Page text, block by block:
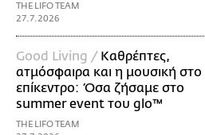
THE LIFO TEAM
27.7.2026
Good Living / Καθρέπτες,
ατμόσφαιρα και η μουσική στο
επίκεντρο: Όσα ζήσαμε στο
summer event του glo™
THE LIFO TEAM